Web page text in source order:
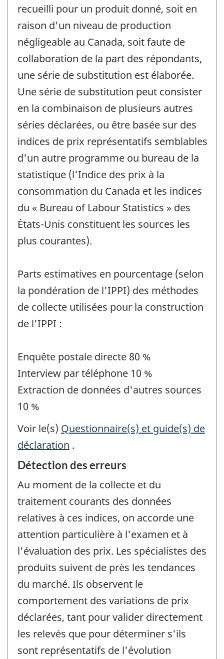
recueilli pour un produit donné, soit en
raison d'un niveau de production
négligeable au Canada, soit faute de
collaboration de la part des répondants,
une série de substitution est élaborée.
Une série de substitution peut consister
en la combinaison de plusieurs autres
séries déclarées, ou être basée sur des
indices de prix représentatifs semblables
d'un autre programme ou bureau de la
statistique (l'Indice des prix à la
consommation du Canada et les indices
du « Bureau of Labour Statistics » des
États-Unis constituent les sources les
plus courantes).
Parts estimatives en pourcentage (selon
la pondération de l'IPPI) des méthodes
de collecte utilisées pour la construction
de l'IPPI :
Enquête postale directe 80 %
Interview par téléphone 10 %
Extraction de données d'autres sources
10 %
Voir le(s) Questionnaire(s) et guide(s) de
déclaration .
Détection des erreurs
Au moment de la collecte et du
traitement courants des données
relatives à ces indices, on accorde une
attention particulière à l'examen et à
l'évaluation des prix. Les spécialistes des
produits suivent de près les tendances
du marché. Ils observent le
comportement des variations de prix
déclarées, tant pour valider directement
les relevés que pour déterminer s'ils
sont représentatifs de l'évolution